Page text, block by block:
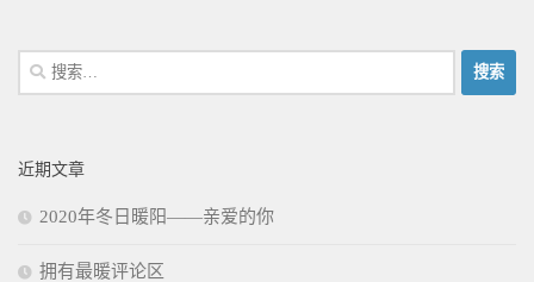
搜
索：
近期文章
2020年冬日暖阳——亲爱的你
拥有最暖评论区